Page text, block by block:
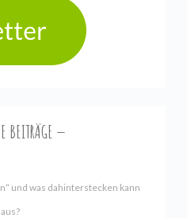
BEITRÄGE
und was dahinterstecken kann